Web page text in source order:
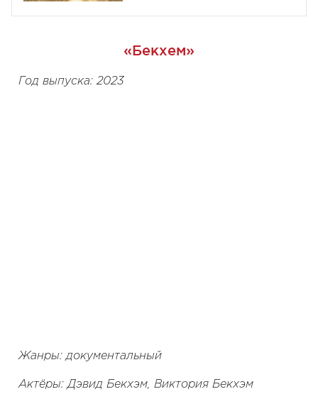
«Бекхем»
Год выпуска: 2023
Жанры: документальный
Актёры: Дэвид Бекхэм, Виктория Бекхэм